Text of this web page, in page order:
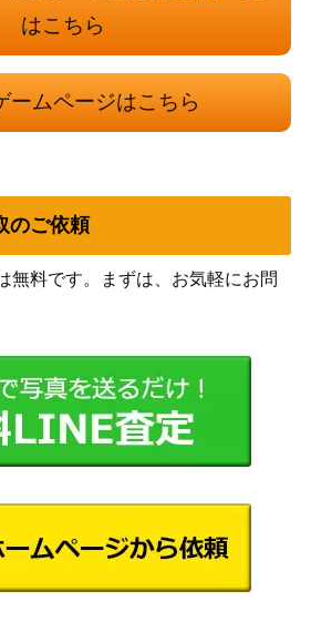
アークライト
Last
2,500
2,500
カ
1,000
プレ
ード
アークライト
1,500
ホビージャパン
アバロンヒル
Merc
ーセ
ホビージャパン
Ravensburger
はこちら
ームページはこちら
のご依頼
無料です。まずは、お気軽にお問